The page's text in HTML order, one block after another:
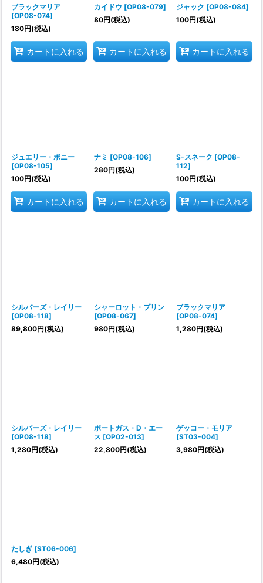
ブラックマリア
[OP08-074]
180円(税込)
カートに入れる
カイドウ [OP08-079]
80円(税込)
カートに入れる
ジャック [OP08-084]
100円(税込)
カートに入れる
ジュエリー・ボニー
[OP08-105]
100円(税込)
カートに入れる
ナミ [OP08-106]
280円(税込)
カートに入れる
S-スネーク [OP08-
112]
100円(税込)
カートに入れる
シルバーズ・レイリー
[OP08-118]
89,800円(税込)
シャーロット・プリン
[OP08-067]
980円(税込)
ブラックマリア
[OP08-074]
1,280円(税込)
シルバーズ・レイリー
[OP08-118]
1,280円(税込)
ポートガス・D・エー
ス [OP02-013]
22,800円(税込)
ゲッコー・モリア
[ST03-004]
3,980円(税込)
たしぎ [ST06-006]
6,480円(税込)